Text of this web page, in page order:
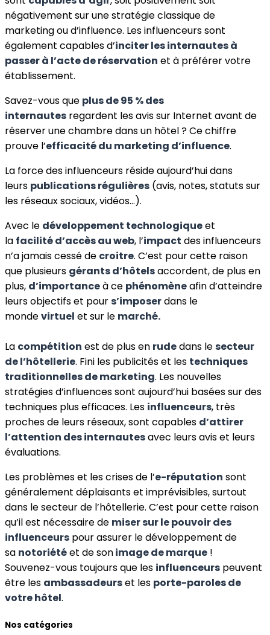
négativement sur une stratégie classique de
marketing ou d’influence. Les influenceurs sont
également capables d’inciter les internautes à
passer à l’acte de réservation et à préférer votre
établissement.
Savez-vous que plus de 95 % des
internautes regardent les avis sur Internet avant de
réserver une chambre dans un hôtel ? Ce chiffre
prouve l’efficacité du marketing d’influence.
La force des influenceurs réside aujourd’hui dans
leurs publications régulières (avis, notes, statuts sur
les réseaux sociaux, vidéos…).
Avec le développement technologiqueet
la facilité d’accès au web, l’impact des influenceurs
n’a jamais cessé de croitre. C’est pour cette raison
que plusieurs gérants d’hôtelsaccordent, de plus en
plus, d’importanceà ce phénomèneafin d’atteindre
leurs objectifs et pours’imposerdans le
mondevirtuel et sur le marché.
La compétition est de plus en rudedans lesecteur
de l’hôtellerie. Fini les publicités et les techniques
traditionnelles de marketing. Les nouvelles
stratégies d’influences sont aujourd’hui basées sur des
techniques plus efficaces. Les influenceurs, très
proches de leurs réseaux, sont capables d’attirer
l’attention des internautesavec leurs avis et leurs
évaluations.
Les problèmes et les crises de l’e-réputation sont
généralement déplaisants et imprévisibles, surtout
dans le secteur de l’hôtellerie. C’est pour cette raison
qu’il est nécessaire de miser sur le pouvoir des
influenceurs pour assurer le développement de
sa notoriétéet de sonimage de marque !
Souvenez-vous toujours que les influenceurs peuvent
être les ambassadeurset les porte-paroles de
votre hôtel.
Nos catégories